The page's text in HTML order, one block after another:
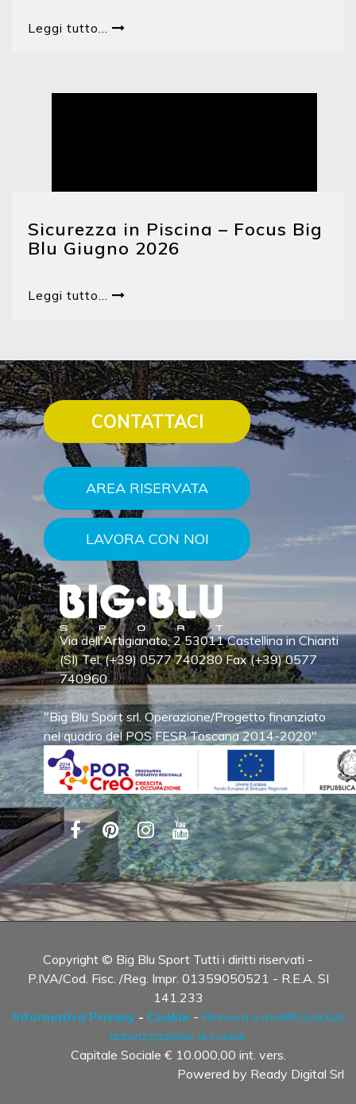
Leggi tutto...
Sicurezza in Piscina – Focus Big
Blu Giugno 2026
Leggi tutto...
CONTATTACI
AREA RISERVATA
LAVORA CON NOI
Via dell'Artigianato, 2 53011 Castellina in Chianti
(SI) Tel. (+39) 0577 740280 Fax (+39) 0577
740960
"Big Blu Sport srl. Operazione/Progetto finanziato
nel quadro del POS FESR Toscana 2014-2020"
Copyright © Big Blu Sport Tutti i diritti riservati -
P.IVA/Cod. Fisc. /Reg. Impr. 01359050521 - R.E.A. SI
141.233
Informativa Privacy- Cookie - Rinnova o modifica la tua
autorizzazione ai cookie
Capitale Sociale € 10.000,00 int. vers.
Powered by Ready Digital Srl